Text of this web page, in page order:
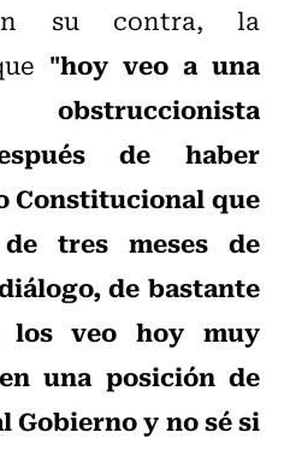
su contra, la
"hoy veo a una
de haber
Constitucional que
tres meses de
de bastante
los veo hoy muy
una posición de
Gobierno y no sé si